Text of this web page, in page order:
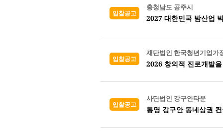
입찰공고
충청남도 공주시
2027 대한민국 밤산업
입찰공고
재단법인 한국청년기업가
2026 창의적 진로개발
입찰공고
사단법인 강구안타운
통영 강구안 동네상권